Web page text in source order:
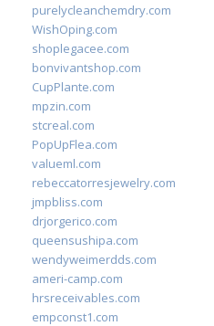
purelycleanchemdry.com
WishOping.com
shoplegacee.com
bonvivantshop.com
CupPlante.com
mpzin.com
stcreal.com
PopUpFlea.com
valueml.com
rebeccatorresjewelry.com
jmpbliss.com
drjorgerico.com
queensushipa.com
wendyweimerdds.com
ameri-camp.com
hrsreceivables.com
empconst1.com